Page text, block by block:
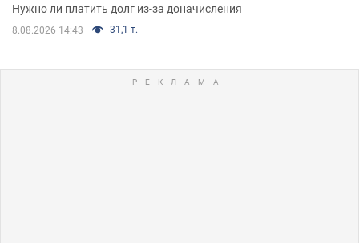
Нужно ли платить долг из-за доначисления
8.08.2026 14:43 31,1 т.